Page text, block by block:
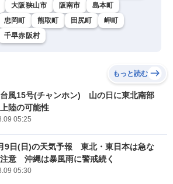
大阪狭山市 阪南市
島本町
忠岡町 熊取町 田尻町
岬町
千早赤阪村
もっと読む
風15号(チャンホン) 山の日に東北南部
陸の可能性
05:25
9日(日)の天気予報 東北・東日本は急な
意 沖縄は暴風雨に警戒続く
05:30